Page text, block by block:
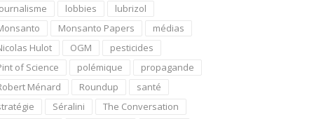
lobbies
lubrizol
Monsanto Papers
médias
Hulot
OGM
pesticides
of Science
polémique
propagande
Ménard
Roundup
santé
Séralini The Conversation